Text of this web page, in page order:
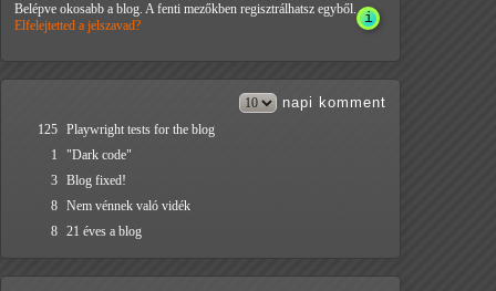
Belépve okosabb a blog. A fenti mezőkben regisztrálhatsz egyből.
Elfelejtetted a jelszavad?
napi komment
125 Playwright tests for the blog
1
"Dark code"
3 Blog fixed!
8 Nem vénnek való vidék
8 21 éves a blog